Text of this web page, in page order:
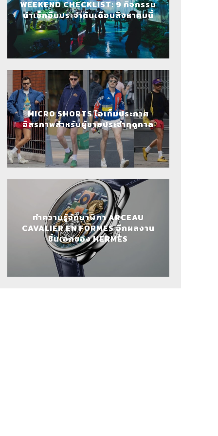
WEEKEND CHECKLIST: 9 กิจกรรม
น่าเช็กอินประจำต้นเดือนสิงหาคมนี้
MICRO SHORTS ไอเท็มประกาศ
อิสรภาพสำหรับผู้ชายประจำฤดูกาล
ทำความรู้จักนาฬิกา ARCEAU
CAVALIER EN FORMES อีกผลงาน
ชิ้นเอกของ HERMÈS